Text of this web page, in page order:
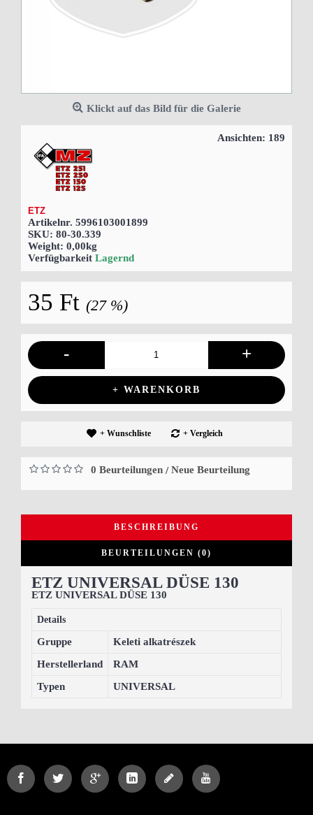
Klickt auf das Bild für die Galerie
Ansichten: 189
ETZ
Artikelnr. 5996103001899
SKU: 80-30.339
Weight: 0,00kg
Verfügbarkeit Lagernd
35 Ft (27 %)
- +
+ WARENKORB
+ Wunschliste + Vergleich
0 Beurteilungen /Neue Beurteilung
BESCHREIBUNG
BEURTEILUNGEN (0)
ETZ UNIVERSAL DÜSE 130
ETZ UNIVERSAL DÜSE 130
Details
Gruppe
Keleti alkatrészek
Herstellerland
RAM
Typen
UNIVERSAL